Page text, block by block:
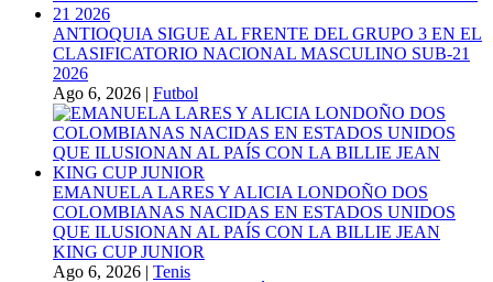
ANTIOQUIA SIGUE AL FRENTE DEL GRUPO 3 EN EL
CLASIFICATORIO NACIONAL MASCULINO SUB-21
2026
Ago 6, 2026 | Futbol
EMANUELA LARES Y ALICIA LONDOÑO DOS
COLOMBIANAS NACIDAS EN ESTADOS UNIDOS
QUE ILUSIONAN AL PAÍS CON LA BILLIE JEAN
KING CUP JUNIOR
Ago 6, 2026 | Tenis